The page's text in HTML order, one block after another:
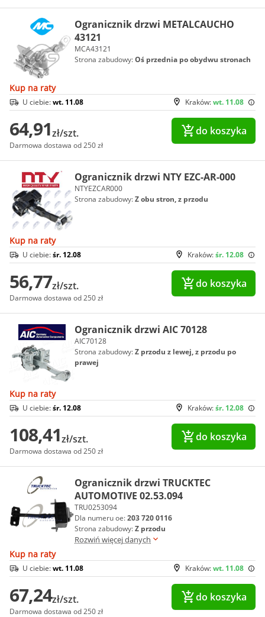
Ogranicznik drzwi METALCAUCHO
43121
MCA43121
Strona zabudowy:Oś przednia po obydwu stronach
Kup na raty
Kraków:wt. 11.08
U ciebie:wt. 11.08
64,91zł/szt.
Darmowa dostawa od 250 zł
do koszyka
Ogranicznik drzwi NTY EZC-AR-000
NTYEZCAR000
Strona zabudowy:Z obu stron, z przodu
Kup na raty
Kraków:śr. 12.08
U ciebie:śr. 12.08
56,77zł/szt.
Darmowa dostawa od 250 zł
do koszyka
Ogranicznik drzwi AIC 70128
AIC70128
Strona zabudowy:Z przodu z lewej, z przodu po
prawej
Kup na raty
Kraków:śr. 12.08
U ciebie:śr. 12.08
108,41zł/szt.
Darmowa dostawa od 250 zł
do koszyka
Ogranicznik drzwi TRUCKTEC
AUTOMOTIVE 02.53.094
TRU0253094
Dla numeru oe:203 720 0116
Strona zabudowy:Z przodu
Rozwiń więcej danych
Kup na raty
Kraków:wt. 11.08
U ciebie:wt. 11.08
67,24zł/szt.
Darmowa dostawa od 250 zł
do koszyka